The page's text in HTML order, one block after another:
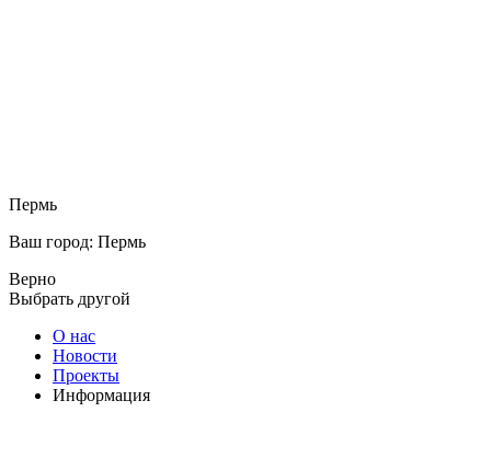
Пермь
Ваш город: Пермь
Верно
Выбрать другой
О нас
Новости
Проекты
Информация